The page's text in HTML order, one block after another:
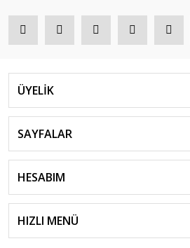
ÜYELİK
SAYFALAR
HESABIM
HIZLI MENÜ